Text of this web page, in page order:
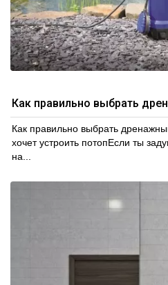
Как правильно выбрать
Как правильно выбрать
хочет устроить потопЕсли ты
на...